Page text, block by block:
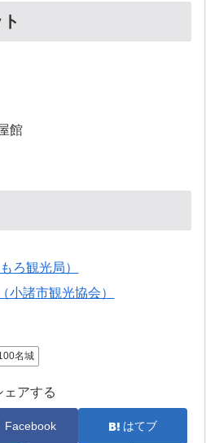
館
ろ観光局）
小諸市観光協会）
名城
ェアする
Facebook はてブ